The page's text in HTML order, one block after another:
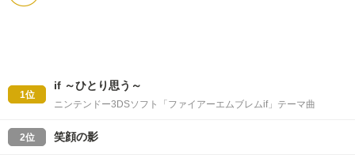
1位
if ～ひとり思う～
ニンテンドー3DSソフト「ファイアーエムブレムif」テーマ曲
2位 笑顔の影